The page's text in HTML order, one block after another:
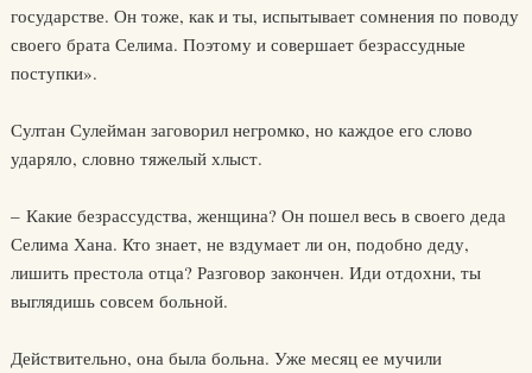
государстве. Он тоже, как и ты, испытывает сомнения по поводу
своего брата Селима. Поэтому и совершает безрассудные
поступки».
Султан Сулейман заговорил негромко, но каждое его слово
ударяло, словно тяжелый хлыст.
– Какие безрассудства, женщина? Он пошел весь в своего деда
Селима Хана. Кто знает, не вздумает ли он, подобно деду,
лишить престола отца? Разговор закончен. Иди отдохни, ты
выглядишь совсем больной.
Действительно, она была больна. Уже месяц ее мучили